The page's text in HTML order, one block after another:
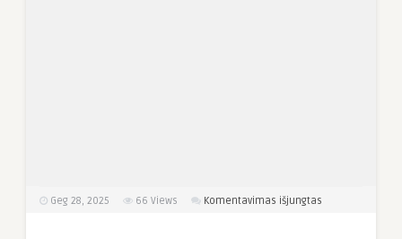
Geg 28, 2025 66 Views Komentavimas išjungtas